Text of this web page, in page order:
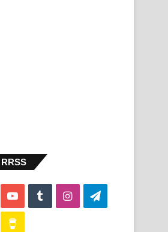
YouTubeTumblrInstagramTelegram